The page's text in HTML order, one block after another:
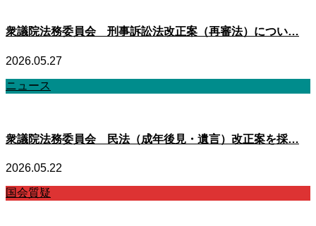
衆議院法務委員会 刑事訴訟法改正案（再審法）につい…
2026.05.27
ニュース
衆議院法務委員会 民法（成年後見・遺言）改正案を採…
2026.05.22
国会質疑